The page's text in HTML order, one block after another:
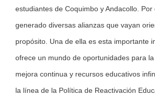
estudiantes de Coquimbo y Andacollo. Por
generado diversas alianzas que vayan
propósito. Una de ella es esta importante
ofrece un mundo de oportunidades para
mejora continua y recursos educativos
la línea de la Política de Reactivación